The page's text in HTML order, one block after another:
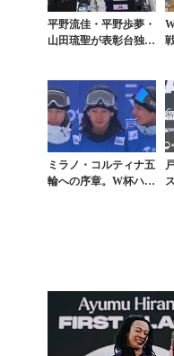
平野流佳・平野歩夢・
山田琉聖が表彰台独
プの中身を知る
ミラノ・コルティナ五
輪への序章。W杯ハー